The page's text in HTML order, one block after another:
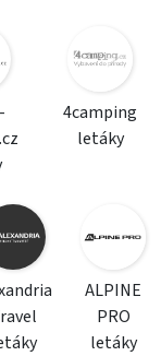
4camping
letáky
ALPINE
PRO
letáky